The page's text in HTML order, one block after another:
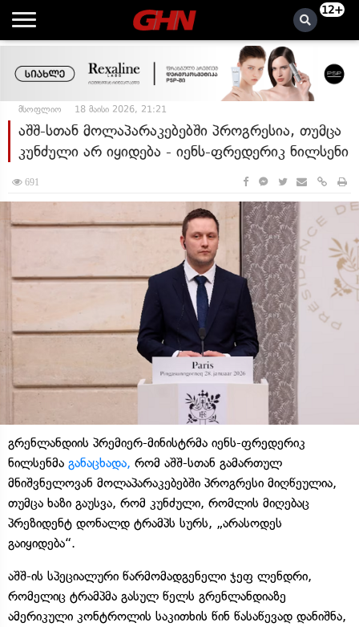
12+
მსოფლიო 18 მაისი 2026, 21:21
აშშ-სთან მოლაპარაკებებში პროგრესია, თუმცა
კუნძული არ იყიდება - იენს-ფრედერიკ ნილსენი
691
გრენლანდიის პრემიერ-მინისტრმა იენს-ფრედერიკ
ნილსენმა განაცხადა, რომ აშშ-სთან გამართულ
მნიშვნელოვან მოლაპარაკებებში პროგრესი მიღწეულია,
თუმცა ხაზი გაუსვა, რომ კუნძული, რომლის მიღებაც
პრეზიდენტ დონალდ ტრამპს სურს, „არასოდეს
გაიყიდება“.
აშშ-ის სპეციალური წარმომადგენელი ჯეფ ლენდრი,
რომელიც ტრამპმა გასულ წელს გრენლანდიაზე
ამერიკული კონტროლის საკითხის წინ წასაწევად დანიშნა,